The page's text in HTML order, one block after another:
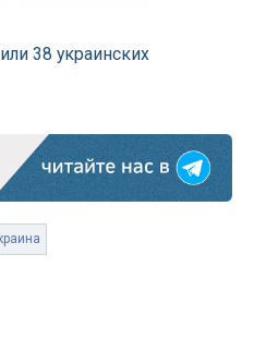
38 украинских